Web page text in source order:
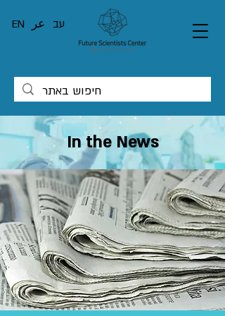
EN عر עב
In the News